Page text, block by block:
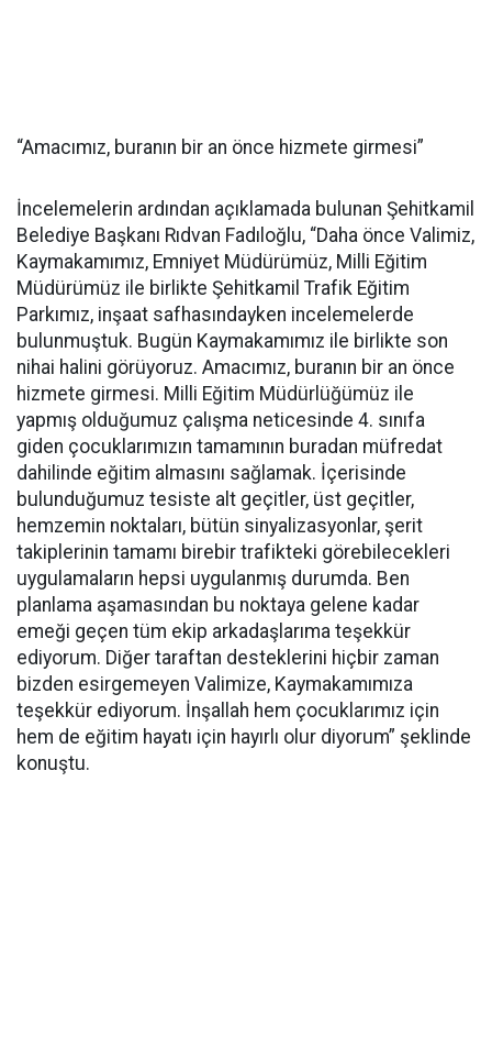
“Amacımız, buranın bir an önce hizmete girmesi”
İncelemelerin ardından açıklamada bulunan Şehitkamil
Belediye Başkanı Rıdvan Fadıloğlu, “Daha önce Valimiz,
Kaymakamımız, Emniyet Müdürümüz, Milli Eğitim
Müdürümüz ile birlikte Şehitkamil Trafik Eğitim
Parkımız, inşaat safhasındayken incelemelerde
bulunmuştuk. Bugün Kaymakamımız ile birlikte son
nihai halini görüyoruz. Amacımız, buranın bir an önce
hizmete girmesi. Milli Eğitim Müdürlüğümüz ile
yapmış olduğumuz çalışma neticesinde 4. sınıfa
giden çocuklarımızın tamamının buradan müfredat
dahilinde eğitim almasını sağlamak. İçerisinde
bulunduğumuz tesiste alt geçitler, üst geçitler,
hemzemin noktaları, bütün sinyalizasyonlar, şerit
takiplerinin tamamı birebir trafikteki görebilecekleri
uygulamaların hepsi uygulanmış durumda. Ben
planlama aşamasından bu noktaya gelene kadar
emeği geçen tüm ekip arkadaşlarıma teşekkür
ediyorum. Diğer taraftan desteklerini hiçbir zaman
bizden esirgemeyen Valimize, Kaymakamımıza
teşekkür ediyorum. İnşallah hem çocuklarımız için
hem de eğitim hayatı için hayırlı olur diyorum” şeklinde
konuştu.